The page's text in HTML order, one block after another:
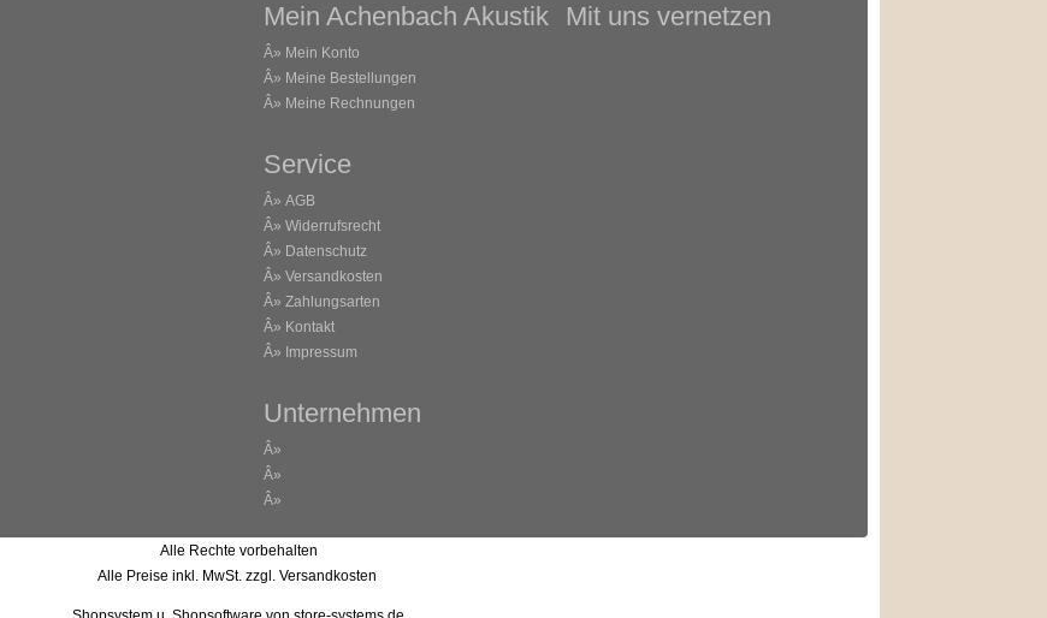
Mein Achenbach Akustik
Â» Mein Konto
Â» Meine Bestellungen
Â» Meine Rechnungen
Service
Â» AGB
Â» Widerrufsrecht
Â» Datenschutz
Â» Versandkosten
Â» Zahlungsarten
Â» Kontakt
Â» Impressum
Unternehmen
Â»
Â»
Â»
Mit uns vernetzen
Alle Rechte vorbehalten
Alle Preise inkl. MwSt. zzgl. Versandkosten